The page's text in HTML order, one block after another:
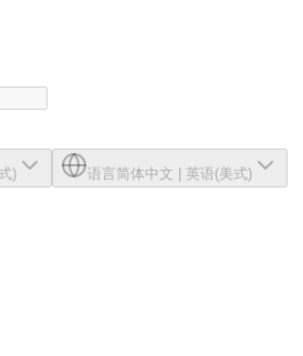
) 语言简体中文 | 英语(美式)